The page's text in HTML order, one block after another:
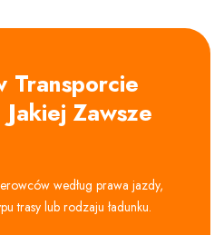
Transporcie
Zawsze
według prawa jazdy,
trasy lub rodzaju ładunku.